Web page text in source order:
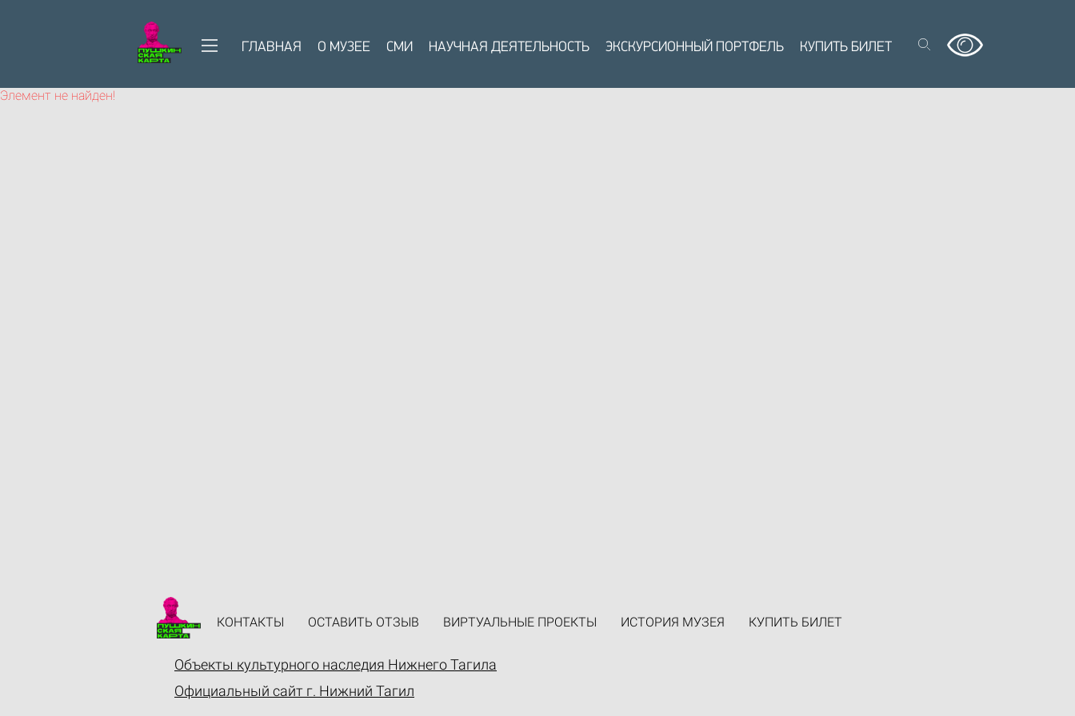
ГЛАВНАЯ О МУЗЕЕ СМИ НАУЧНАЯ ДЕЯТЕЛЬНОСТЬ ЭКСКУРСИОННЫЙ ПОРТФЕЛЬ КУПИТЬ БИЛЕТ
Элемент не найден!
Объекты культурного наследия Нижнего Тагила
Официальный сайт г. Нижний Тагил
КОНТАКТЫ ОСТАВИТЬ ОТЗЫВ ВИРТУАЛЬНЫЕ ПРОЕКТЫ ИСТОРИЯ МУЗЕЯ КУПИТЬ БИЛЕТ